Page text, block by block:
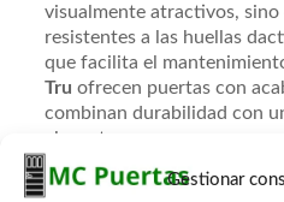
Gestionar
visualmente atractivos, sino
resistentes a las huellas
que facilita el
Tru ofrecen puertas con
combinan durabilidad con
elegante.
Además, la combinación de